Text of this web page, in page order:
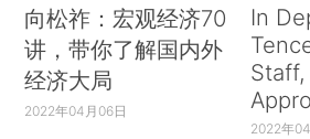
向松祚：宏观经济70
讲，带你了解国内外
经济大局
2022年04月06日
In
Staff,
2022年